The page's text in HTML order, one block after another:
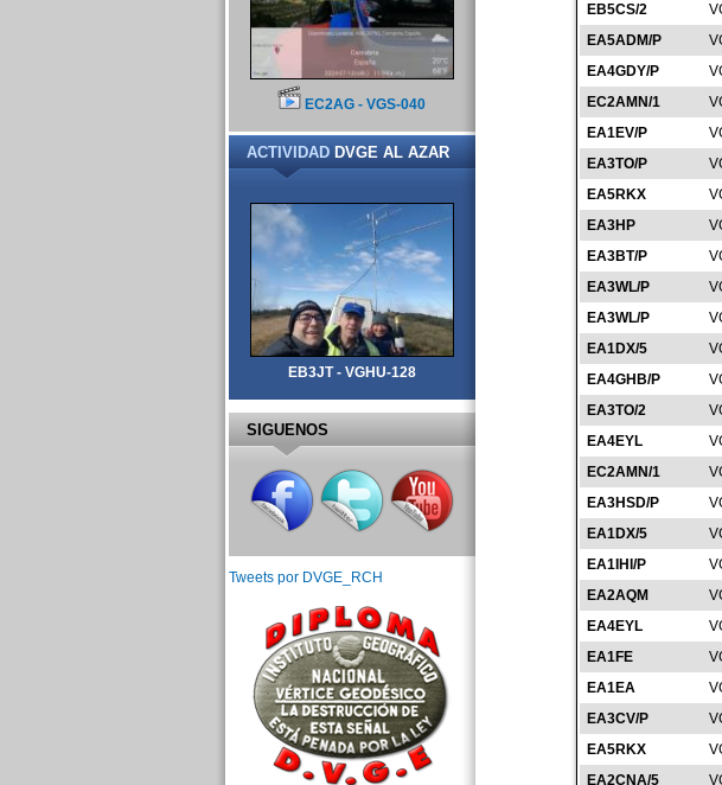
EB5CS/2
EA5ADM/P
EA4GDY/P
EC2AMN/1
EA1EV/P
EA3TO/P
EA5RKX
EA3HP
EA3BT/P
EA3WL/P
EA3WL/P
EA1DX/5
EA4GHB/P
EA3TO/2
EA4EYL
EC2AMN/1
EA3HSD/P
EA1DX/5
EA1IHI/P
EA2AQM
EA4EYL
EA1FE
EA1EA
EA3CV/P
EA5RKX
EA2CNA/5
EC2AG - VGS-040
ACTIVIDADDVGE AL AZAR
EB3JT - VGHU-128
SIGUENOS
Tweets por DVGE_RCH